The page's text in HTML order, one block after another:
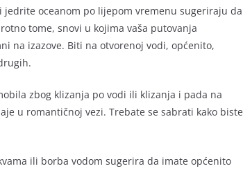
oceanom po lijepom vremenu sugeriraju da
tome, snovi u kojima vaša putovanja
na izazove. Biti na otvorenoj vodi, općenito,
zbog klizanja po vodi ili klizanja i pada na
u romantičnoj vezi. Trebate se sabrati kako biste
ili borba vodom sugerira da imate općenito